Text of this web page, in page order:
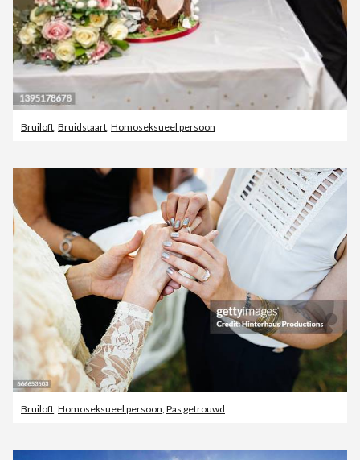
Bruiloft, Bruidstaart, Homoseksueel persoon
Bruiloft Homoseksueel persoon Pas getrouwd